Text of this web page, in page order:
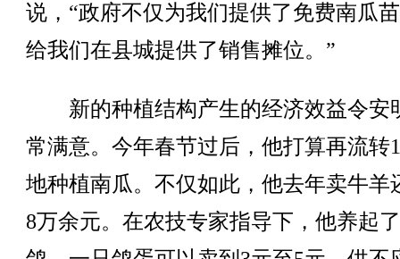
说，“政府不仅为我们提供了免费南瓜
给我们在县城提供了销售摊位。”
新的种植结构产生的经济效益令安
常满意。今年春节过后，他打算再流转
地种植南瓜。不仅如此，他去年卖牛羊
8万余元。在农技专家指导下，他养起